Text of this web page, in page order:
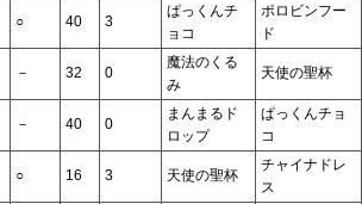
○ 40 3
ぱっくんチ
ョコ
ポロビンフー
ド
－ 32 0
魔法のくる
み
天使の聖杯
－ 40 0
まんまるド
ロップ
ぱっくんチョ
コ
○ 16 3 天使の聖杯
チャイナドレ
ス